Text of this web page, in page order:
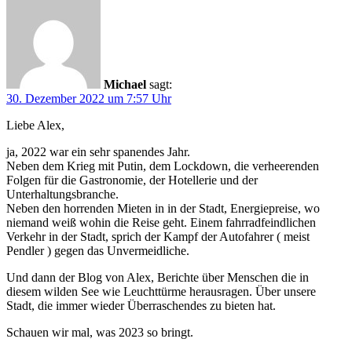
Michael sagt:
30. Dezember 2022 um 7:57 Uhr
Liebe Alex,
ja, 2022 war ein sehr spanendes Jahr.
Neben dem Krieg mit Putin, dem Lockdown, die verheerenden
Folgen für die Gastronomie, der Hotellerie und der
Unterhaltungsbranche.
Neben den horrenden Mieten in in der Stadt, Energiepreise, wo
niemand weiß wohin die Reise geht. Einem fahrradfeindlichen
Verkehr in der Stadt, sprich der Kampf der Autofahrer ( meist
Pendler ) gegen das Unvermeidliche.
Und dann der Blog von Alex, Berichte über Menschen die in
diesem wilden See wie Leuchttürme herausragen. Über unsere
Stadt, die immer wieder Überraschendes zu bieten hat.
Schauen wir mal, was 2023 so bringt.